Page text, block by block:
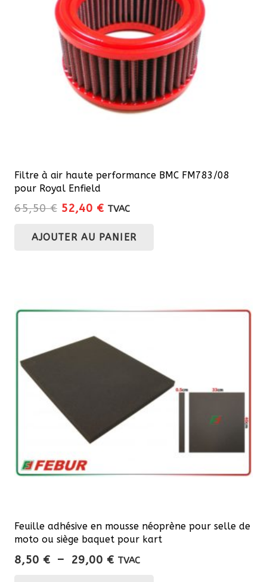
Filtre à air haute performance BMC FM783/08
pour Royal Enfield
65,50€ Le
initial
52,40 €Le
actuel
TVAC
AJOUTER AU PANIER
Feuille adhésive en mousse néoprène pour selle de
moto ou siège baquet pour kart
8,50 € – 29,00 €Plage
TVAC